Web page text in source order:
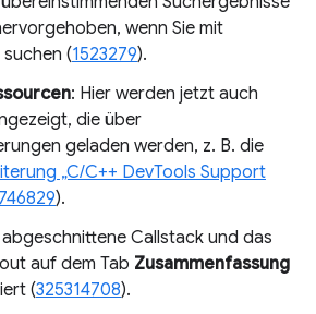
wenn Sie mit
suchen (1523279).
: Hier werden jetzt auch
die über
geladen werden, z. B. die
„C/C++ DevTools Support
).
abgeschnittene Callstack und das
auf dem Tab Zusammenfassung
(325314708).